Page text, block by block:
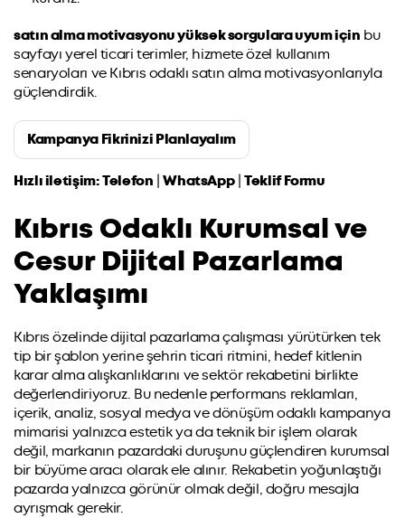
satın alma motivasyonu yüksek sorgulara uyum için bu
sayfayı yerel ticari terimler, hizmete özel kullanım
senaryoları ve Kıbrıs odaklı satın alma motivasyonlarıyla
güçlendirdik.
Kampanya Fikrinizi Planlayalım
Hızlı iletişim:Telefon |WhatsApp|Teklif Formu
Kıbrıs Odaklı Kurumsal ve
Cesur Dijital Pazarlama
Yaklaşımı
Kıbrıs özelinde dijital pazarlama çalışması yürütürken tek
tip bir şablon yerine şehrin ticari ritmini, hedef kitlenin
karar alma alışkanlıklarını ve sektör rekabetini birlikte
değerlendiriyoruz. Bu nedenle performans reklamları,
içerik, analiz, sosyal medya ve dönüşüm odaklı kampanya
mimarisi yalnızca estetik ya da teknik bir işlem olarak
değil, markanın pazardaki duruşunu güçlendiren kurumsal
bir büyüme aracı olarak ele alınır. Rekabetin yoğunlaştığı
pazarda yalnızca görünür olmak değil, doğru mesajla
ayrışmak gerekir.